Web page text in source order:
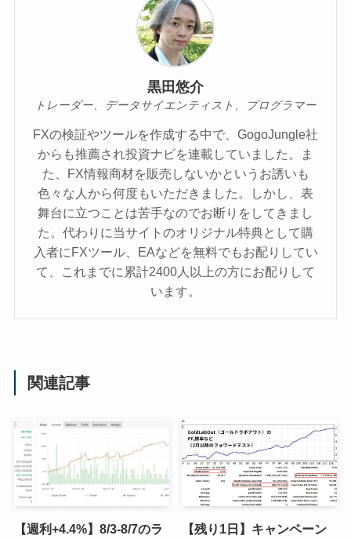
黒田悠介
トレーダー、データサイエンティスト、プログラマー
FXの検証やツールを作成する中で、GogoJungle社
からも推薦され投資ナビを連載していました。ま
た、FX情報商材を販売しないかというお誘いも
色々な人から何度もいただきました。しかし、表
舞台に立つことは苦手なのでお断りをしてきまし
た。代わりに当サイトのオリジナル特典として購
入者にFXツール、EAなどを無料でもお配りしてい
て、これまでに累計2400人以上の方にお配りして
います。
関連記事
【週利+4.4%】8/3-8/7のラ
【残り1日】キャンペーン